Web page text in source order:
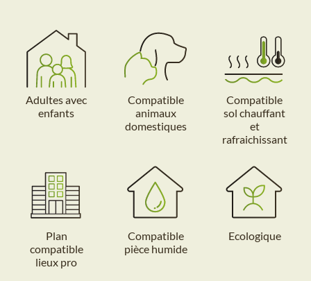
Adultes avec
enfants
Compatible
animaux
domestiques
Compatible
sol chauffant
et
rafraichissant
Plan
compatible
lieux pro
Compatible
pièce humide
Ecologique